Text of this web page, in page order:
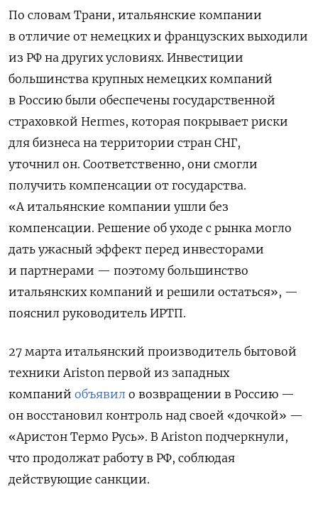
По словам Трани, итальянские компании
в отличие от немецких и французских выходили
из РФ на других условиях. Инвестиции
большинства крупных немецких компаний
в Россию были обеспечены государственной
страховкой Hermes, которая покрывает риски
для бизнеса на территории стран СНГ,
уточнил он. Соответственно, они смогли
получить компенсации от государства.
«А итальянские компании ушли без
компенсации. Решение об уходе с рынка могло
дать ужасный эффект перед инвесторами
и партнерами — поэтому большинство
итальянских компаний и решили остаться», —
пояснил руководитель ИРТП.
27 марта итальянский производитель бытовой
техники Ariston первой из западных
компаний объявил о возвращении в Россию —
он восстановил контроль над своей «дочкой» —
«Аристон Термо Русь». В Ariston подчеркнули,
что продолжат работу в РФ, соблюдая
действующие санкции.